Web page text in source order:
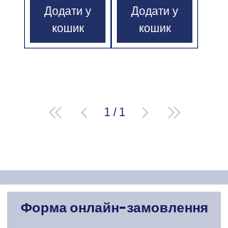
Додати у
кошик
Додати у
кошик
1 / 1
Форма онлайн-замовлення